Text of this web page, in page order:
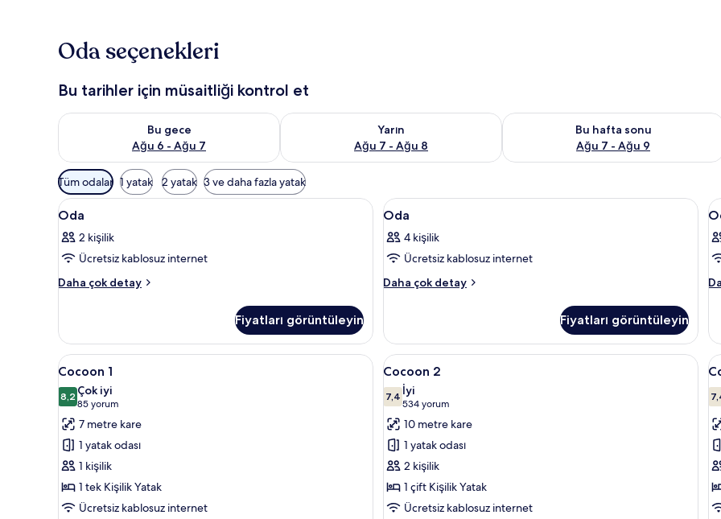
Oda seçenekleri
Bu tarihler için müsaitliği kontrol et
Bu gece
Ağu 6 - Ağu 7
Bu gece için müsaitliği kontrol et Ağu 6 - Ağu 7
Yarın
Ağu 7 - Ağu 8
Yarın için müsaitliği kontrol et Ağu 7 - Ağu 8
Bu hafta sonu
Ağu 7 - Ağu 9
Bu hafta sonu için müsaitliği kontrol
Odalar
için
mevcut
Tüm odalar 1 yatak 2 yatak 3 ve daha fazla yatak
Oda
için
tüm
fotoğrafları
görün
Kaliteli yatak takımı, Select Comfort yatak, ses yalıtımı
10
Oda
2 kişilik
Ücretsiz kablosuz internet
Daha çok detay
Oda
detay
Fiyatları görüntüleyin
Oda
için
tüm
fotoğrafları
görün
Kaliteli yatak takımı, Select Comfort
16
Oda
4 kişilik
Ücretsiz kablosuz internet
Daha çok detay
Oda
detay
Fiyatları görüntüleyin
Cocoon
1
için
tüm
fotoğrafları
görün
Cocoon 1 | Kaliteli yatak takımı, Select Comfort yatak, ses yalıtımı
4
Cocoon 1
8,28,2 / 10
Çok iyi
85 yorum
(85
yorum)
7 metre kare
1 yatak odası
1 kişilik
1 tek Kişilik Yatak
Ücretsiz kablosuz internet
Cocoon
2
için
tüm
fotoğrafları
görün
Cocoon 2 | Kaliteli yatak takımı, Select
4
Cocoon 2
7,47,4 / 10
İyi
534 yorum
(534
yorum)
10 metre kare
1 yatak odası
2 kişilik
1 çift Kişilik Yatak
Ücretsiz kablosuz internet
3